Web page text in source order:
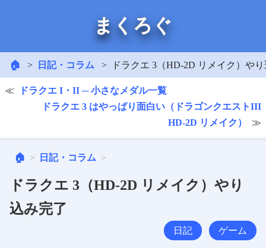
まくろぐ
🏠 日記・コラム ドラクエ 3（HD-2D リメイク）や
ドラクエ I・II ─ 小さなメダル一覧
ドラクエ 3 はやっぱり面白い（ドラゴンクエストIII
HD-2D リメイク）
🏠 日記・コラム
ドラクエ 3（HD-2D リメイク）やり
込み完了
日記 ゲーム